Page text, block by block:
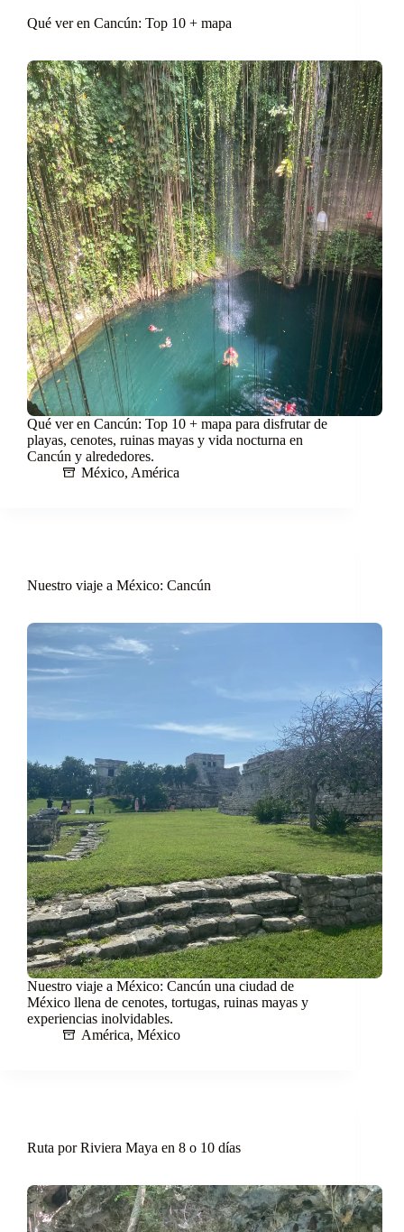
Qué ver en Cancún: Top 10 + mapa
Qué ver en Cancún: Top 10 + mapa para disfrutar de
playas, cenotes, ruinas mayas y vida nocturna en
Cancún y alrededores.
México, América
Nuestro viaje a México: Cancún
Nuestro viaje a México: Cancún una ciudad de
México llena de cenotes, tortugas, ruinas mayas y
experiencias inolvidables.
América, México
Ruta por Riviera Maya en 8 o 10 días